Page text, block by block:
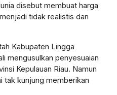
disebut membuat harga
tidak realistis dan
Kabupaten Lingga
mengusulkan penyesuaian
Kepulauan Riau. Namun
tak kunjung memberikan